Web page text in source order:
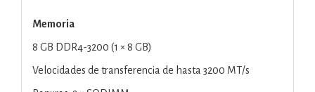
Memoria
8 GB DDR4-3200 (1 × 8 GB)
Velocidades de transferencia de hasta 3200 MT/s